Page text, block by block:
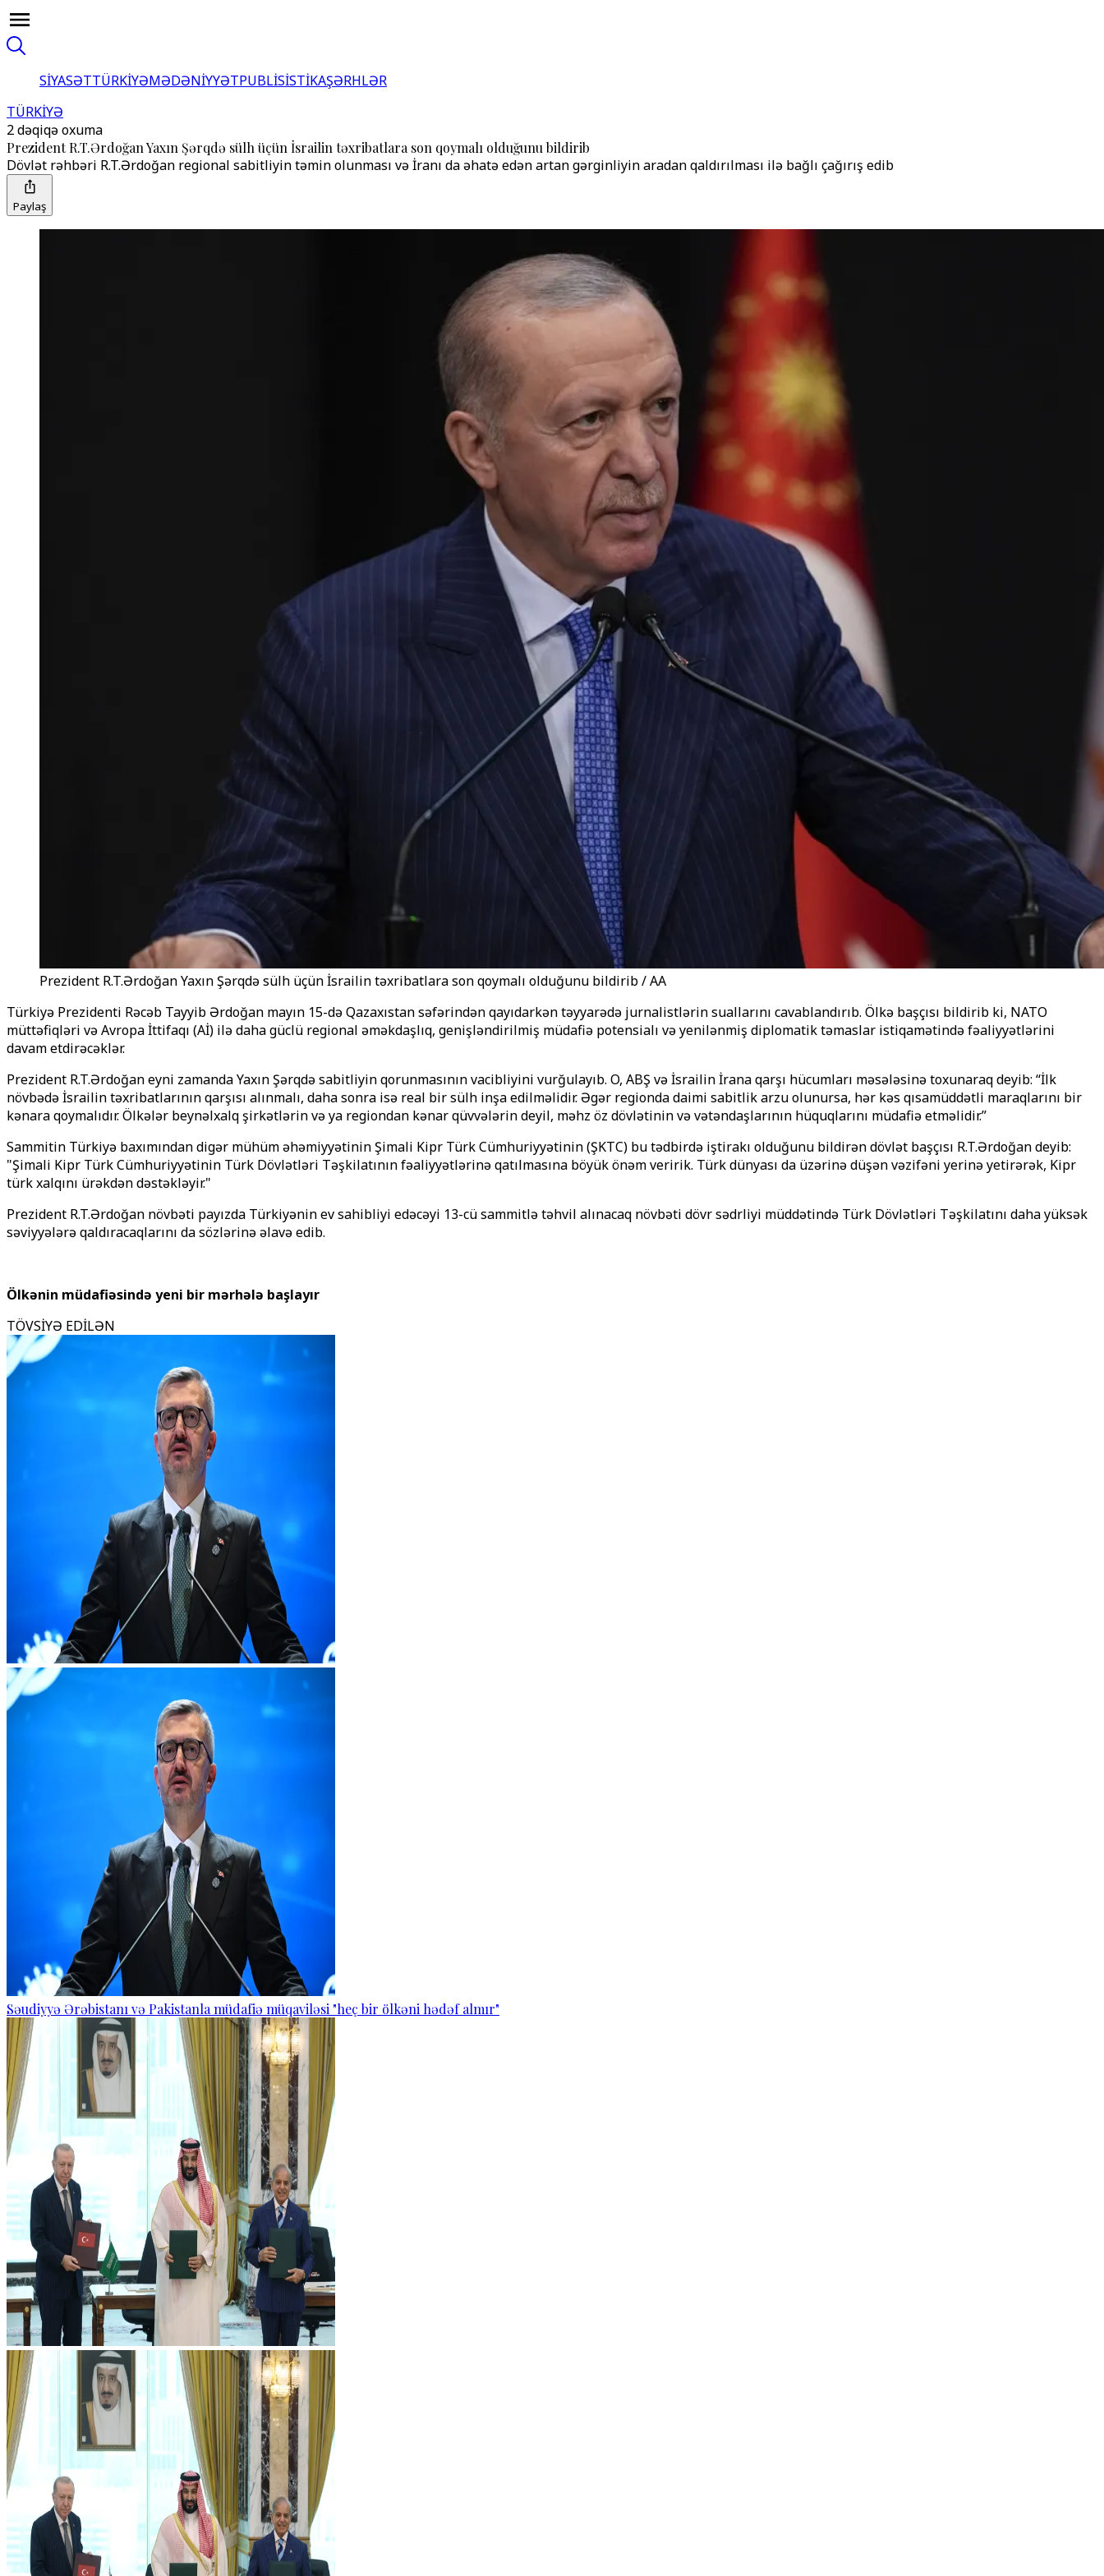
SİYASƏTTÜRKİYƏMƏDƏNİYYƏTPUBLİSİSTİKAŞƏRHLƏR
TÜRKİYƏ
2 dəqiqə oxuma
Prezident R.T.Ərdoğan Yaxın Şərqdə sülh üçün İsrailin təxribatlara son qoymalı olduğunu bildirib
Dövlət rəhbəri R.T.Ərdoğan regional sabitliyin təmin olunması və İranı da əhatə edən artan gərginliyin aradan qaldırılması ilə bağlı çağırış edib
Paylaş
Prezident R.T.Ərdoğan Yaxın Şərqdə sülh üçün İsrailin təxribatlara son qoymalı olduğunu bildirib / AA
Türkiyə Prezidenti Rəcəb Tayyib Ərdoğan mayın 15-də Qazaxıstan səfərindən qayıdarkən təyyarədə jurnalistlərin suallarını cavablandırıb. Ölkə başçısı bildirib ki, NATO
müttəfiqləri və Avropa İttifaqı (Aİ) ilə daha güclü regional əməkdaşlıq, genişləndirilmiş müdafiə potensialı və yenilənmiş diplomatik təmaslar istiqamətində fəaliyyətlərini
davam etdirəcəklər.
Prezident R.T.Ərdoğan eyni zamanda Yaxın Şərqdə sabitliyin qorunmasının vacibliyini vurğulayıb. O, ABŞ və İsrailin İrana qarşı hücumları məsələsinə toxunaraq deyib: “İlk
növbədə İsrailin təxribatlarının qarşısı alınmalı, daha sonra isə real bir sülh inşa edilməlidir. Əgər regionda daimi sabitlik arzu olunursa, hər kəs qısamüddətli maraqlarını bir
kənara qoymalıdır. Ölkələr beynəlxalq şirkətlərin və ya regiondan kənar qüvvələrin deyil, məhz öz dövlətinin və vətəndaşlarının hüquqlarını müdafiə etməlidir.”
Sammitin Türkiyə baxımından digər mühüm əhəmiyyətinin Şimali Kipr Türk Cümhuriyyətinin (ŞKTC) bu tədbirdə iştirakı olduğunu bildirən dövlət başçısı R.T.Ərdoğan deyib:
"Şimali Kipr Türk Cümhuriyyətinin Türk Dövlətləri Təşkilatının fəaliyyətlərinə qatılmasına böyük önəm veririk. Türk dünyası da üzərinə düşən vəzifəni yerinə yetirərək, Kipr
türk xalqını ürəkdən dəstəkləyir."
Prezident R.T.Ərdoğan növbəti payızda Türkiyənin ev sahibliyi edəcəyi 13-cü sammitlə təhvil alınacaq növbəti dövr sədrliyi müddətində Türk Dövlətləri Təşkilatını daha yüksək
səviyyələrə qaldıracaqlarını da sözlərinə əlavə edib.
Ölkənin müdafiəsində yeni bir mərhələ başlayır
TÖVSİYƏ EDİLƏN
Səudiyyə Ərəbistanı və Pakistanla müdafiə müqaviləsi "heç bir ölkəni hədəf almır"